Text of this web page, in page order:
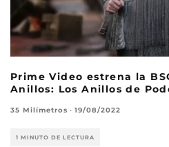
Prime Video estrena la
Anillos: Los Anillos de
35 Milímetros · 19/08/2022
1 MINUTO DE LECTURA